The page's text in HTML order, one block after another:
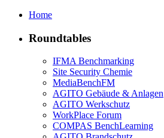
Home
Roundtables
IFMA Benchmarking
Site Security Chemie
MediaBenchFM
AGITO Gebäude & Anlagen
AGITO Werkschutz
WorkPlace Forum
COMPAS BenchLearning